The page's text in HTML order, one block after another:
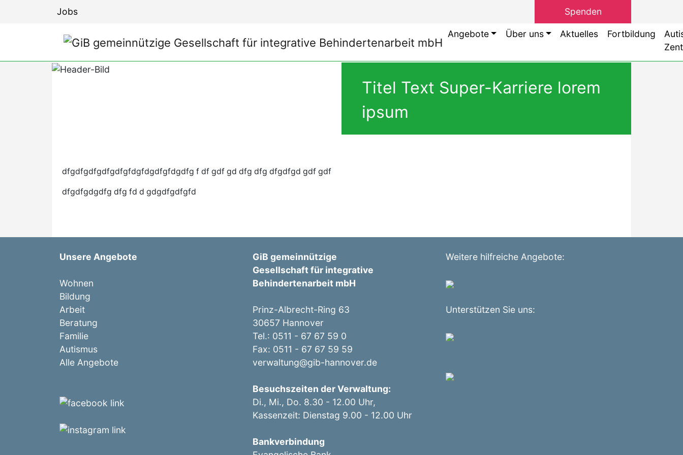
Jobs Spenden
Angebote Über uns Aktuelles Fortbildung
Titel Text Super-Karriere lorem
ipsum
dfgdfgdfgdfgdfgfdgfdgdfgfdgdfg f df gdf gd dfg dfg dfgdfgd gdf gdf
dfgdfgdgdfg dfg fd d gdgdfgdfgfd
Unsere Angebote
Wohnen
Bildung
Arbeit
Beratung
Familie
Autismus
Alle Angebote
GiB gemeinnützige
Gesellschaft für integrative
Behindertenarbeit mbH
Prinz-Albrecht-Ring 63
30657 Hannover
Tel.: 0511 - 67 67 59 0
Fax: 0511 - 67 67 59 59
verwaltung@gib-hannover.de
Besuchszeiten der Verwaltung:
Di., Mi., Do. 8.30 - 12.00 Uhr,
Kassenzeit: Dienstag 9.00 - 12.00 Uhr
Bankverbindung
Weitere hilfreiche Angebote:
Unterstützen Sie uns: